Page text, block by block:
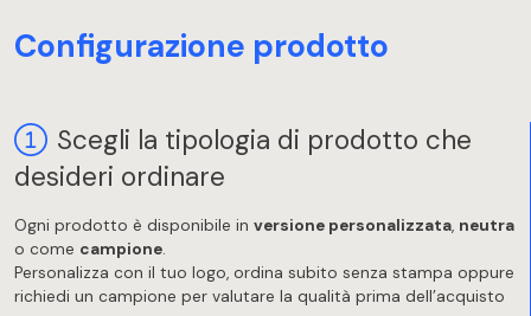
Configurazione prodotto
Scegli la tipologia di prodotto che
desideri ordinare
Ogni prodotto è disponibile in versione personalizzata, neutra
o come campione.
Personalizza con il tuo logo, ordina subito senza stampa oppure
richiedi un campione per valutare la qualità prima dell’acquisto